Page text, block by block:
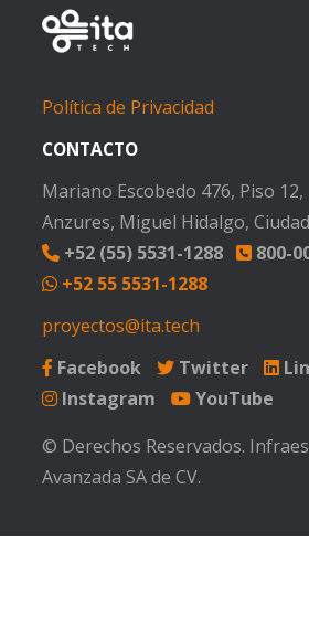
Política de Privacidad
CONTACTO
Mariano Escobedo 476, Piso 12,
Anzures, Miguel Hidalgo,
+52 (55) 5531-1288
800-
+52 55 5531-1288
proyectos@ita.tech
Facebook
Twitter
Instagram
YouTube
© Derechos Reservados.
Avanzada SA de CV.